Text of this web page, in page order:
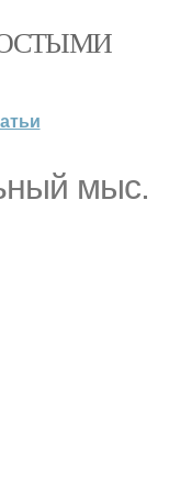
мыс.